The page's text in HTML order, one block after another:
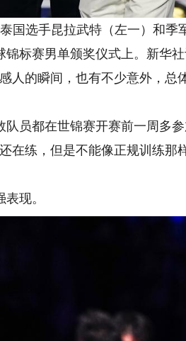
选手昆拉武特（左一）和季
标赛男单颁奖仪式上。新华
的瞬间，也有不少意外，总
员都在世锦赛开赛前一周多参
在练，但是不能像正规训练那
现。